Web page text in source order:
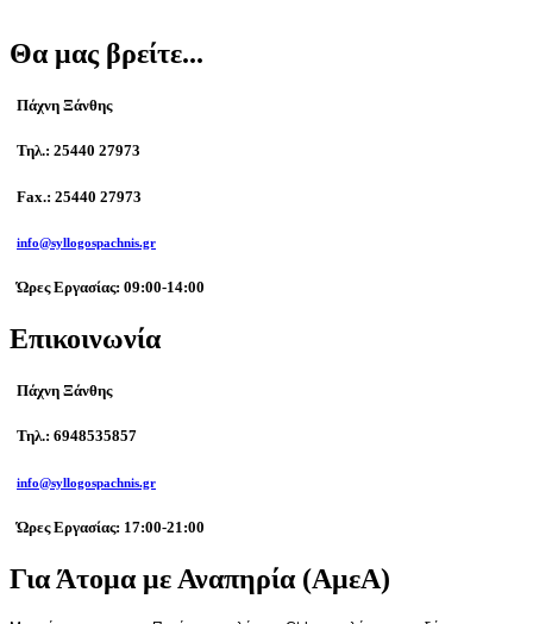
Θα μας βρείτε...
Πάχνη Ξάνθης
Τηλ.: 25440 27973
Fax.: 25440 27973
info@syllogospachnis.gr
Ώρες Εργασίας: 09:00-14:00
Επικοινωνία
Πάχνη Ξάνθης
Τηλ.: 6948535857
info@syllogospachnis.gr
Ώρες Εργασίας: 17:00-21:00
Για Άτομα με Αναπηρία (ΑμεΑ)